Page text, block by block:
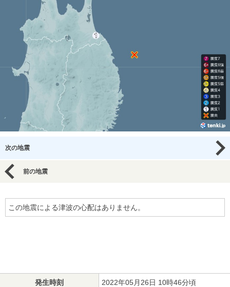
次の地震
前の地震
この地震による津波の心配はありません。
発生時刻 2022年05月26日 10時46分頃